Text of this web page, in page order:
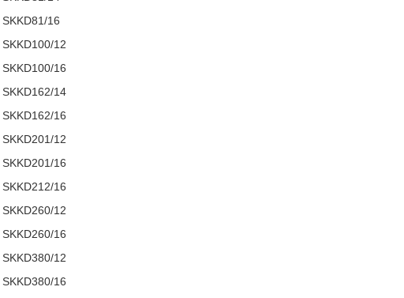
SKKD81/16
SKKD100/12
SKKD100/16
SKKD162/14
SKKD162/16
SKKD201/12
SKKD201/16
SKKD212/16
SKKD260/12
SKKD260/16
SKKD380/12
SKKD380/16